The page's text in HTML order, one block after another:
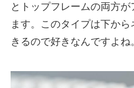
とトップフレームの両方
ます。このタイプは下か
きるので好きなんですよね